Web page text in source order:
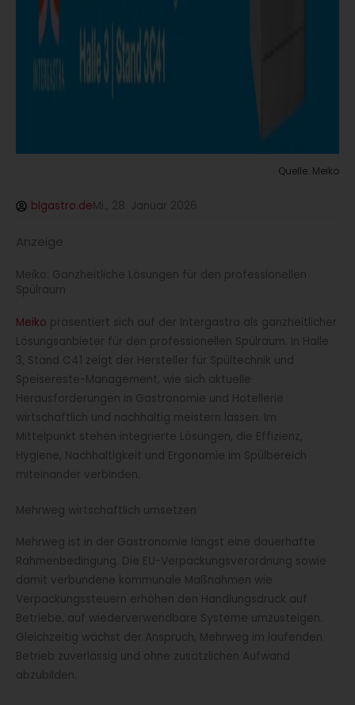
Quelle: Meiko
blgastro.deMi., 28. Januar 2026
Anzeige
Meiko: Ganzheitliche Lösungen für den professionellen
Spülraum
Meiko präsentiert sich auf der Intergastra als ganzheitlicher
Lösungsanbieter für den professionellen Spülraum. In Halle
3, Stand C41 zeigt der Hersteller für Spültechnik und
Speisereste-Management, wie sich aktuelle
Herausforderungen in Gastronomie und Hotellerie
wirtschaftlich und nachhaltig meistern lassen. Im
Mittelpunkt stehen integrierte Lösungen, die Effizienz,
Hygiene, Nachhaltigkeit und Ergonomie im Spülbereich
miteinander verbinden.
Mehrweg wirtschaftlich umsetzen
Mehrweg ist in der Gastronomie längst eine dauerhafte
Rahmenbedingung. Die EU-Verpackungsverordnung sowie
damit verbundene kommunale Maßnahmen wie
Verpackungssteuern erhöhen den Handlungsdruck auf
Betriebe, auf wiederverwendbare Systeme umzusteigen.
Gleichzeitig wächst der Anspruch, Mehrweg im laufenden
Betrieb zuverlässig und ohne zusätzlichen Aufwand
abzubilden.